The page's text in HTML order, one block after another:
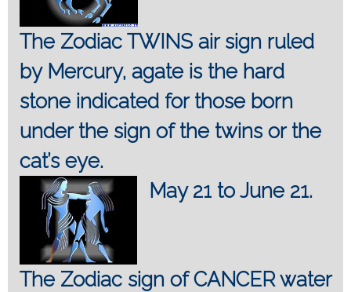
The Zodiac TWINS air sign ruled
by Mercury, agate is the hard
stone indicated for those born
under the sign of the twins or the
cat’s eye.
May 21 to June 21.
The Zodiac sign of CANCER water